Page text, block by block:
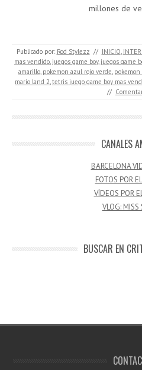
millones de
Publicado por: Rod Stylezz // INICIO,
mas vendido, juegos game boy, juegos game
amarillo, pokemon azul rojo verde, pokemon
mario land 2,tetris juego game boy mas
//
CANALES
BARCELONA
FOTOS POR
VÍDEOS POR
VLOG: MISS
BUSCAR EN